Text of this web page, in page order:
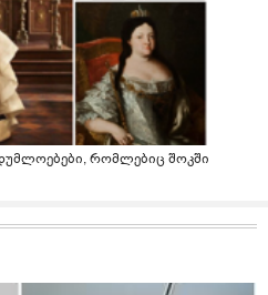
რომლებიც შოკში